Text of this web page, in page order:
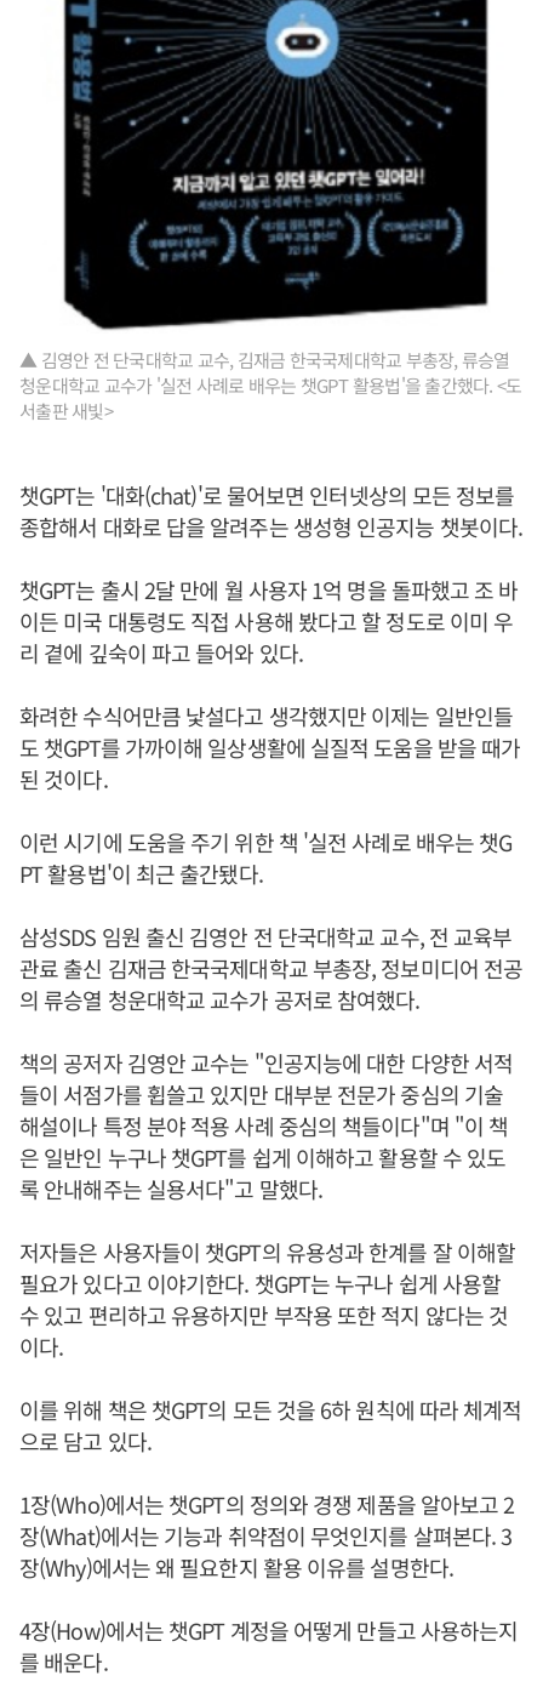
▲ 김영안 전 단국대학교 교수, 김재금 한국국제대학교 부총장, 류승열
청운대학교 교수가 '실전 사례로 배우는 챗GPT 활용법'을 출간했다. <도
서출판 새빛>
챗GPT는 '대화(chat)'로 물어보면 인터넷상의 모든 정보를
종합해서 대화로 답을 알려주는 생성형 인공지능 챗봇이다.
챗GPT는 출시 2달 만에 월 사용자 1억 명을 돌파했고 조 바
이든 미국 대통령도 직접 사용해 봤다고 할 정도로 이미 우
리 곁에 깊숙이 파고 들어와 있다.
화려한 수식어만큼 낯설다고 생각했지만 이제는 일반인들
도 챗GPT를 가까이해 일상생활에 실질적 도움을 받을 때가
된 것이다.
이런 시기에 도움을 주기 위한 책 '실전 사례로 배우는 챗G
PT 활용법'이 최근 출간됐다.
삼성SDS 임원 출신 김영안 전 단국대학교 교수, 전 교육부
관료 출신 김재금 한국국제대학교 부총장, 정보미디어 전공
의 류승열 청운대학교 교수가 공저로 참여했다.
책의 공저자 김영안 교수는 "인공지능에 대한 다양한 서적
들이 서점가를 휩쓸고 있지만 대부분 전문가 중심의 기술
해설이나 특정 분야 적용 사례 중심의 책들이다"며 "이 책
은 일반인 누구나 챗GPT를 쉽게 이해하고 활용할 수 있도
록 안내해주는 실용서다"고 말했다.
저자들은 사용자들이 챗GPT의 유용성과 한계를 잘 이해할
필요가 있다고 이야기한다. 챗GPT는 누구나 쉽게 사용할
수 있고 편리하고 유용하지만 부작용 또한 적지 않다는 것
이다.
이를 위해 책은 챗GPT의 모든 것을 6하 원칙에 따라 체계적
으로 담고 있다.
1장(Who)에서는 챗GPT의 정의와 경쟁 제품을 알아보고 2
장(What)에서는 기능과 취약점이 무엇인지를 살펴본다. 3
장(Why)에서는 왜 필요한지 활용 이유를 설명한다.
4장(How)에서는 챗GPT 계정을 어떻게 만들고 사용하는지
를 배운다.